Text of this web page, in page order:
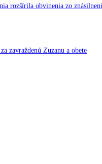
rozšírila obvinenia zo
zavraždenú Zuzanu a obete